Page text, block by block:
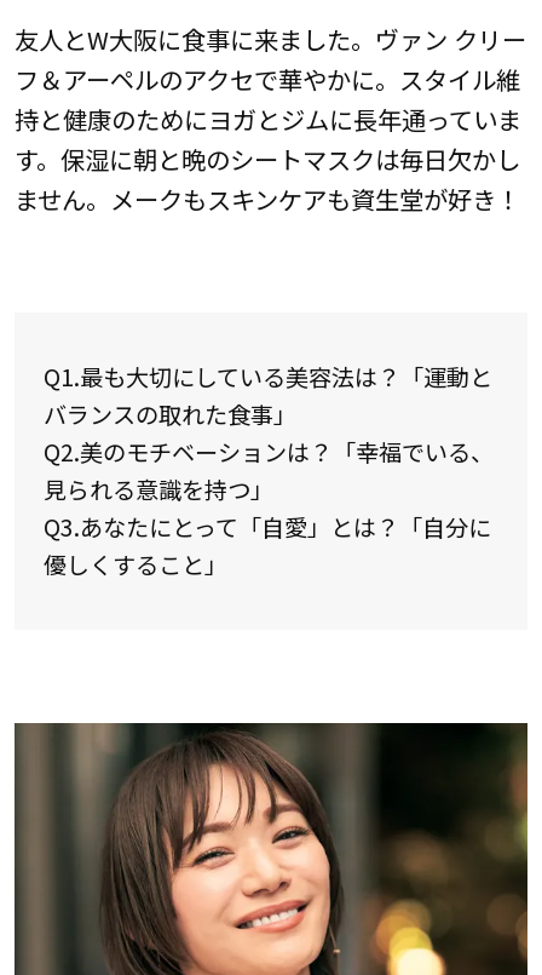
友人とW大阪に食事に来ました。ヴァン クリー
フ＆アーペルのアクセで華やかに。スタイル維
持と健康のためにヨガとジムに長年通っていま
す。保湿に朝と晩のシートマスクは毎日欠かし
ません。メークもスキンケアも資生堂が好き！
Q1.最も大切にしている美容法は？「運動と
バランスの取れた食事」
Q2.美のモチベーションは？「幸福でいる、
見られる意識を持つ」
Q3.あなたにとって「自愛」とは？「自分に
優しくすること」